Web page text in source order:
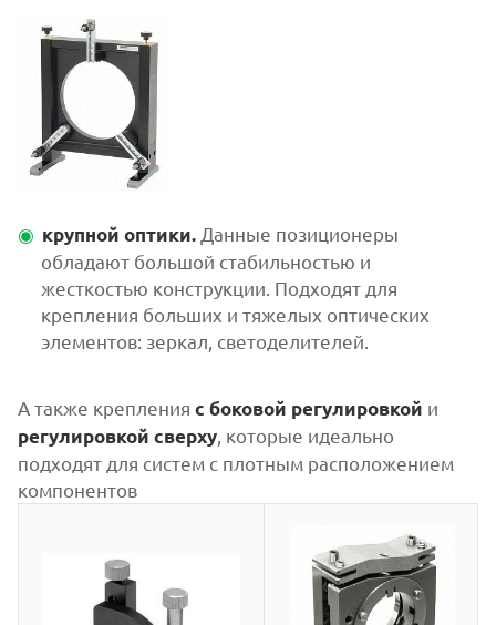
крупной оптики. Данные позиционеры
обладают большой стабильностью и
жесткостью конструкции. Подходят для
крепления больших и тяжелых оптических
элементов: зеркал, светоделителей.
А также крепления с боковой регулировкой и
регулировкой сверху , которые идеально
подходят для систем с плотным расположением
компонентов